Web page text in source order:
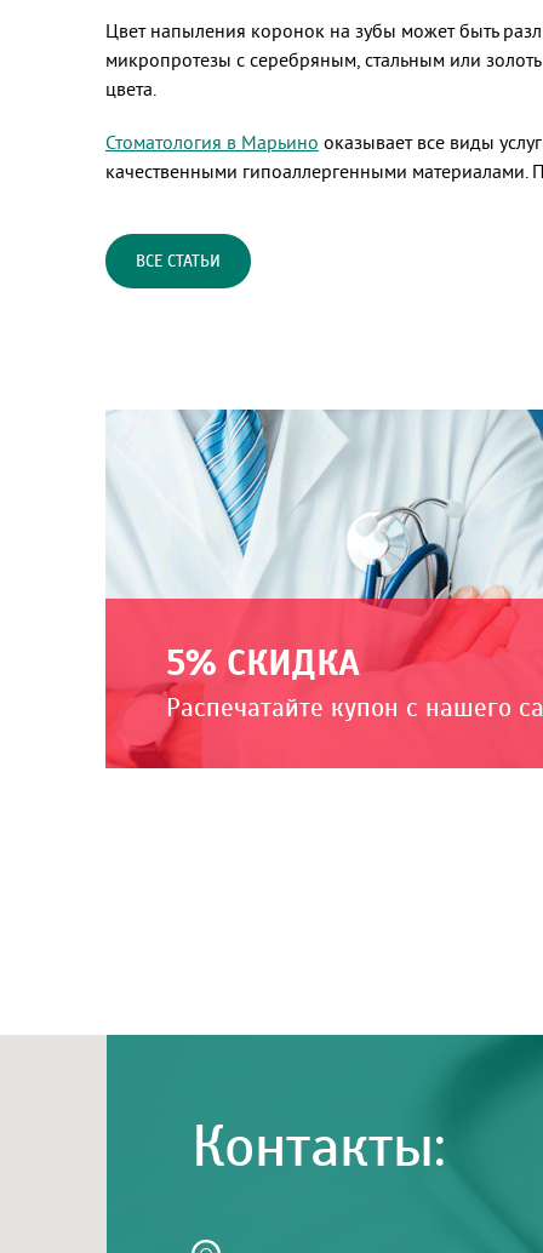
Цвет напыления коронок на зубы может быть
микропротезы с серебряным, стальным или
цвета.
Стоматология в Марьино оказывает все виды
качественными гипоаллергенными
ВСЕ СТАТЬИ
5% СКИДКА
Распечатайте купон с нашего
Контакты: